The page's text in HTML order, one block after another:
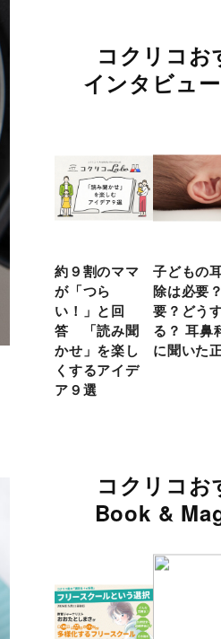
コクリコお
インタビュ
約９割のママ
が「つら
い！」と回
答 「読み聞
かせ」を楽し
くするアイデ
ア９選
子どもの
除は必要
要？どう
る？ 耳鼻
に聞いた
コクリコお
Book &